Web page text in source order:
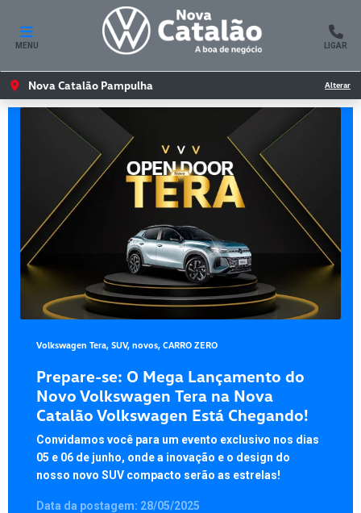
MENU LIGAR
Nova Catalão Pampulha Alterar
Volkswagen Tera, SUV, novos, CARRO ZERO
Prepare-se: O Mega Lançamento do
Novo Volkswagen Tera na Nova
Catalão Volkswagen Está Chegando!
Convidamos você para um evento exclusivo nos dias
05 e 06 de junho, onde a inovação e o design do
nosso novo SUV compacto serão as estrelas!
Data da postagem: 28/05/2025